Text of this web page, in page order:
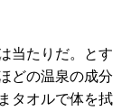
当たりだ。とす
どの温泉の成分
タオルで体を拭